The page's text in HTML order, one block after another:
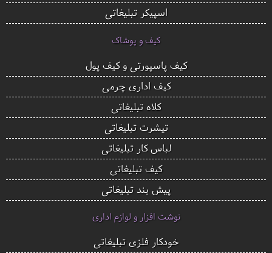
اسپیکر تبلیغاتی
کیف و پوشاک
کیف پاسپورتی و کیف پول
کیف اداری چرمی
کلاه تبلیغاتی
تیشرت تبلیغاتی
لباس کار تبلیغاتی
کیف تبلیغاتی
پیش بند تبلیغاتی
نوشت افزار و لوازم اداری
خودکار فلزی تبلیغاتی